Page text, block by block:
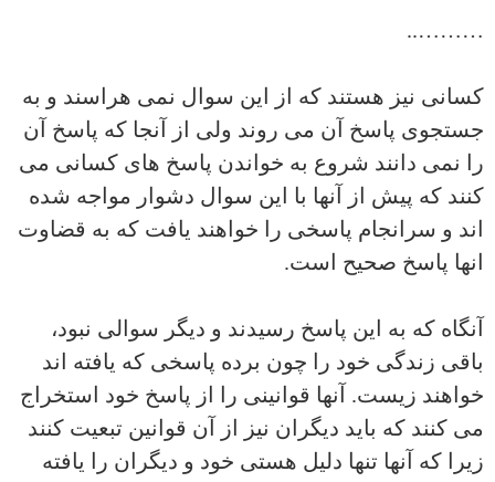
………..
کسانی نیز هستند که از این سوال نمی هراسند و به
جستجوی پاسخ آن می روند ولی از آنجا که پاسخ آن
را نمی دانند شروع به خواندن پاسخ های کسانی می
کنند که پیش از آنها با این سوال دشوار مواجه شده
اند و سرانجام پاسخی را خواهند یافت که به قضاوت
انها پاسخ صحیح است.
آنگاه که به این پاسخ رسیدند و دیگر سوالی نبود،
باقی زندگی خود را چون برده پاسخی که یافته اند
خواهند زیست. آنها قوانینی را از پاسخ خود استخراج
می کنند که باید دیگران نیز از آن قوانین تبعیت کنند
زیرا که آنها تنها دلیل هستی خود و دیگران را یافته